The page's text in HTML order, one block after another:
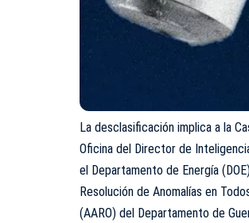
La desclasificación implica a la
Oficina del Director de
el Departamento de Energía
Resolución de Anomalías en
(AARO) del Departamento de